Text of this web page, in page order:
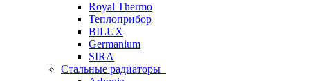
Royal Thermo
Теплоприбор
BILUX
Germanium
SIRA
Стальные радиаторы